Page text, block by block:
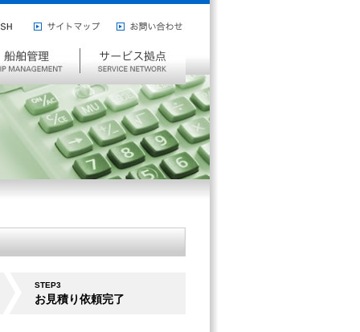
サ
ト
マ
ッ
プ
お
い
合
わ
せ
ビ
ス
拠
点
STEP3
お見積り依頼完了